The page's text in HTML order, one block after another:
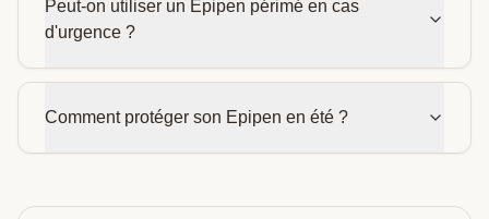
Peut-on utiliser un Epipen périmé en cas
d'urgence ?
Comment protéger son Epipen en été ?